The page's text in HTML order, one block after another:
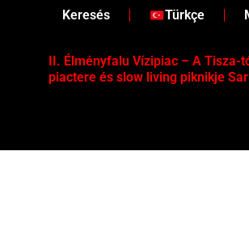
Keresés Türkçe
II. Élményfalu Vízipiac – A Tisza-
piactere és slow living piknikje